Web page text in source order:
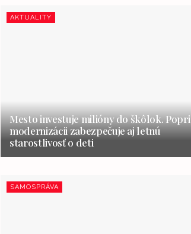
AKTUALITY
Mesto investuje milióny do škôlok. Popri
modernizácii zabezpečuje aj letnú
starostlivosť o deti
SAMOSPRÁVA